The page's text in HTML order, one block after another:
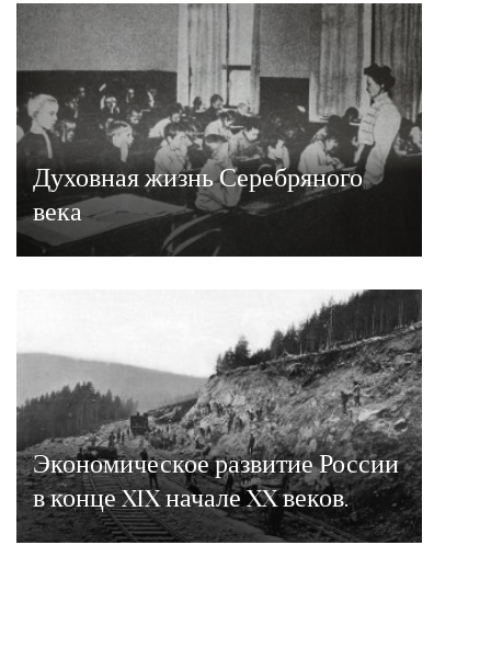
Духовная жизнь Серебряного
века
Экономическое развитие России
в конце XIX начале XX веков.